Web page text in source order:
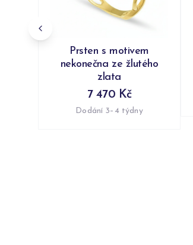
Prsten s motivem
nekonečna ze žlutého
zlata
7 470 Kč
Dodání 3–4 týdny